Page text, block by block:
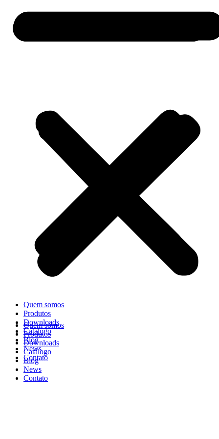
Quem somos
Produtos
Downloads
Catálogo
Blog
News
Contato
Quem somos
Produtos
Downloads
Catálogo
Blog
News
Contato